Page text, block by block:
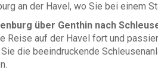
an der Havel, wo Sie bei einem
über Genthin nach
Reise auf der Havel fort und
die beeindruckende